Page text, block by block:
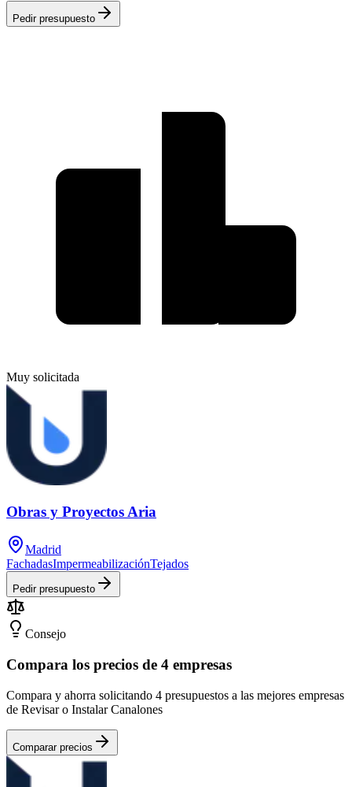
Pedir presupuesto
Muy solicitada
Obras y Proyectos Aria
Madrid
FachadasImpermeabilizaciónTejados
Pedir presupuesto
Consejo
Compara los precios de 4 empresas
Compara y ahorra solicitando 4 presupuestos a las mejores empresas
de Revisar o Instalar Canalones
Comparar precios